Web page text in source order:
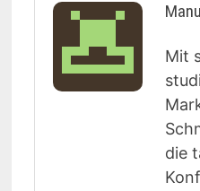
Mit
die